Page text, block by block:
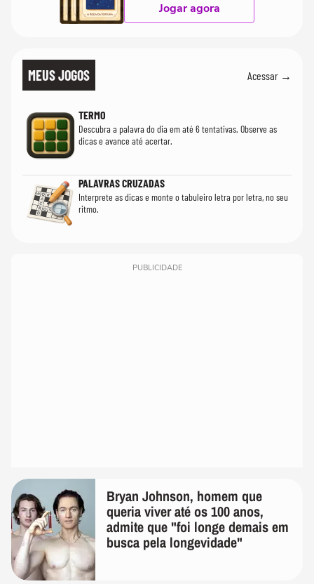
Jogar agora
MEUS JOGOS Acessar →
TERMO
Descubra a palavra do dia em até 6 tentativas. Observe as
dicas e avance até acertar.
PALAVRAS CRUZADAS
Interprete as dicas e monte o tabuleiro letra por letra, no seu
ritmo.
PUBLICIDADE
Bryan Johnson, homem que
queria viver até os 100 anos,
admite que "foi longe demais em
busca pela longevidade"